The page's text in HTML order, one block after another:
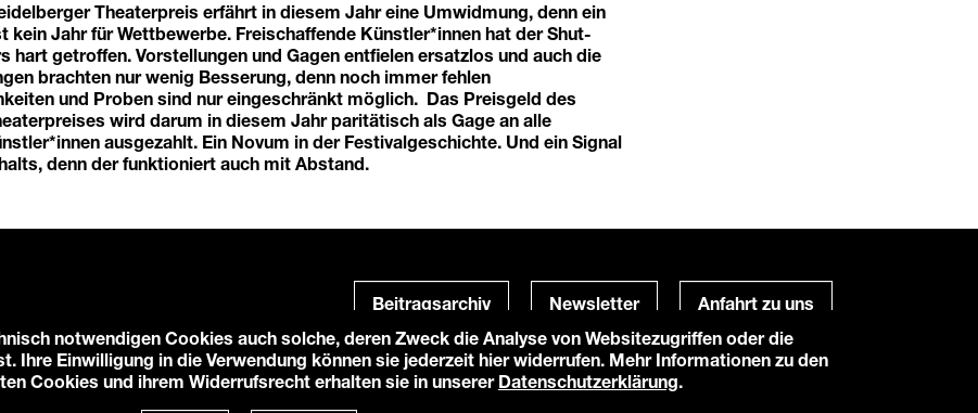
Theaterpreis erfährt in diesem Jahr eine Umwidmung, denn ein
kein Jahr für Wettbewerbe. Freischaffende Künstler*innen hat der Shut-
hart getroffen. Vorstellungen und Gagen entfielen ersatzlos und auch die
brachten nur wenig Besserung, denn noch immer fehlen
und Proben sind nur eingeschränkt möglich. Das Preisgeld des
wird darum in diesem Jahr paritätisch als Gage an alle
ausgezahlt. Ein Novum in der Festivalgeschichte. Und ein Signal
denn der funktioniert auch mit Abstand.
Beitragsarchiv Newsletter Anfahrt zu uns
Powered by
notwendigen Cookies auch solche, deren Zweck die Analyse von Websitezugriffen oder die
Ihre Einwilligung in die Verwendung können sie jederzeit hier widerrufen. Mehr Informationen zu den
Cookies und ihrem Widerrufsrecht erhalten sie in unserer Datenschutzerklärung.